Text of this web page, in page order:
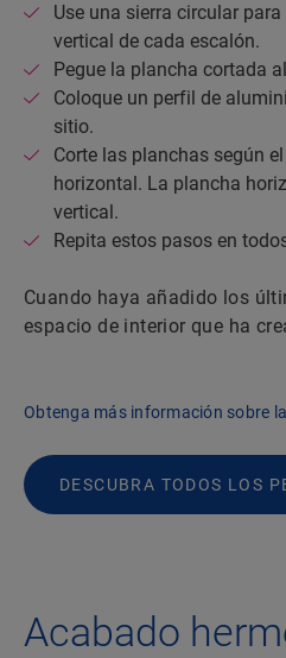
Use una sierra circular
vertical de cada escalón.
Pegue la plancha cortada
Coloque un perfil de
sitio.
Corte las planchas según
horizontal. La plancha
vertical.
Repita estos pasos en
Cuando haya añadido los
espacio de interior que ha
Obtenga más información sobre
DESCUBRA TODOS LOS
Acabado